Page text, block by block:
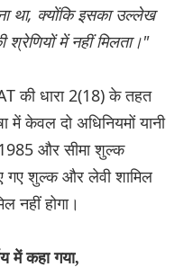
था, क्योंकि इसका उल्लेख
में नहीं मिलता।"
की धारा 2(18) के तहत
में केवल दो अधिनियमों यानी
और सीमा शुल्क
गए शुल्क और लेवी शामिल
नहीं होगा।
में कहा गया,